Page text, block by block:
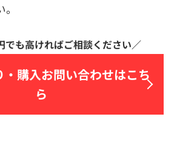
購入お問い合わせはこち
ら